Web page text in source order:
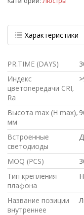
Характеристики
PR.TIME (DAYS)
Индекс
цветопередачи CRI,
Ra
Высота max (H max),
мм
Встроенные
светодиоды
MOQ (PCS)
Тип крепления
плафона
Название позиции
внутреннее